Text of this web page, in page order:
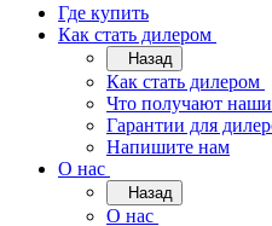
Где купить
Как стать дилером
Назад
Как стать дилером
Что получают
Гарантии для
Напишите нам
О нас
Назад
О нас